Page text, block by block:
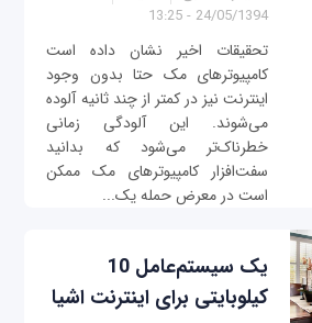
24/05/1394 - 13:25
تحقیقات اخیر نشان داده است
کامپیوترهای مک حتا بدون وجود
اینترنت نیز در کمتر از چند ثانیه آلوده
می‌شوند. این آلودگی زمانی‌
خطرناک‌تر می‌شود که بدانید
سفت‌افزار کامپیوتر‌های مک ممکن
است در معرض حمله یک...
یک سیستم‌عامل 10
کیلوبایتی برای اینترنت اشیا